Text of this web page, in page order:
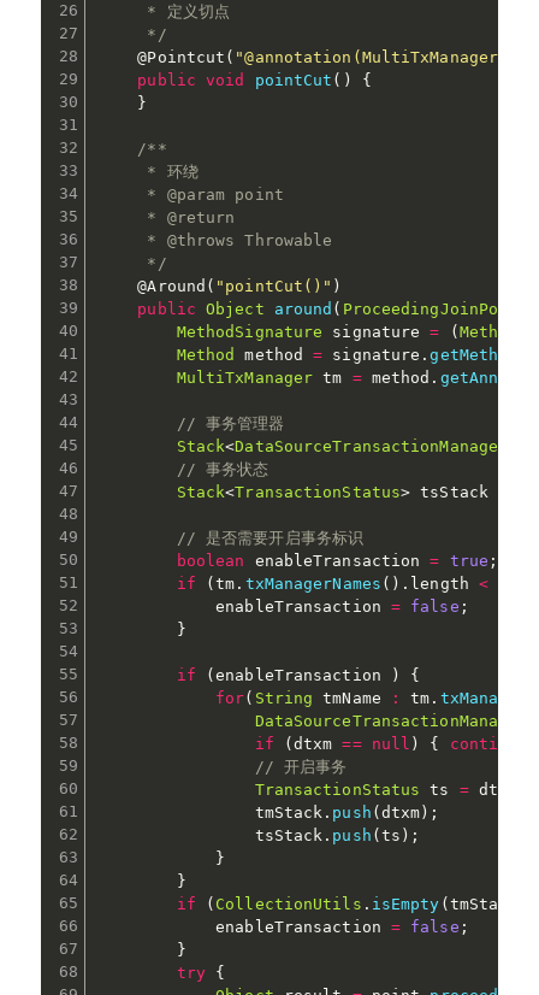
     * 定义切点
     */
@Pointcut ( "@annotation(MultiTxManager)"
public
void pointCut ( )
{
}
/**
     * 环绕
     * @param point
     * @return
     * @throws Throwable
     */
@Around ( "pointCut()" )
public
Object around ( ProceedingJoinPoint
MethodSignature signature = (
Method
method = signature .getMethod
MultiTxManager tm = method .
// 事务管理器
Stack<DataSourceTransactionManager
// 事务状态
Stack<TransactionStatus> tsStack
// 是否需要开启事务标识
boolean enableTransaction = true ;
if
(tm . txManagerNames ( ) . length <
            enableTransaction
= false ;
}
if (enableTransaction )
{
for( String tmName : tm .
DataSourceTransactionManager
if
( dtxm == null ) { continue
// 开启事务
TransactionStatus ts = dtxm
                tmStack
. push ( dtxm ) ;
                tsStack
. push ( ts ) ;
}
}
if
( CollectionUtils . isEmpty ( tmStack
            enableTransaction
= false ;
}
try {